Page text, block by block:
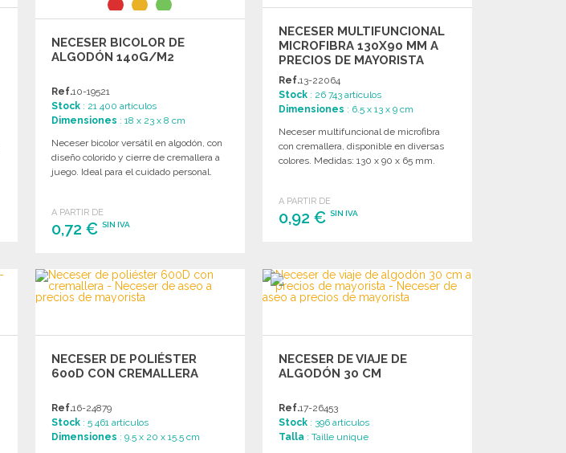
NECESER BICOLOR DE
ALGODÓN 140G/M2
Ref.10-19521
Stock : 21 400 artículos
Dimensiones : 18 x 23 x 8 cm
Neceser bicolor versátil en algodón, con
diseño colorido y cierre de cremallera a
juego. Ideal para el cuidado personal.
A PARTIR DE
0,72 €SIN IVA
Solicitar un presupuesto
NECESER MULTIFUNCIONAL
MICROFIBRA 130X90 MM A
PRECIOS DE MAYORISTA
Ref.13-22064
Stock : 26 743 artículos
Dimensiones : 6.5 x 13 x 9 cm
Neceser multifuncional de microfibra
con cremallera, disponible en diversas
colores. Medidas: 130 x 90 x 65 mm.
A PARTIR DE
0,92 €SIN IVA
Solicitar un presupuesto
NECESER DE POLIÉSTER
600D CON CREMALLERA
Ref.16-24879
Stock : 5 461 artículos
Dimensiones : 9.5 x 20 x 15.5 cm
NECESER DE VIAJE DE
ALGODÓN 30 CM
Ref.17-26453
Stock : 396 artículos
Talla : Taille unique